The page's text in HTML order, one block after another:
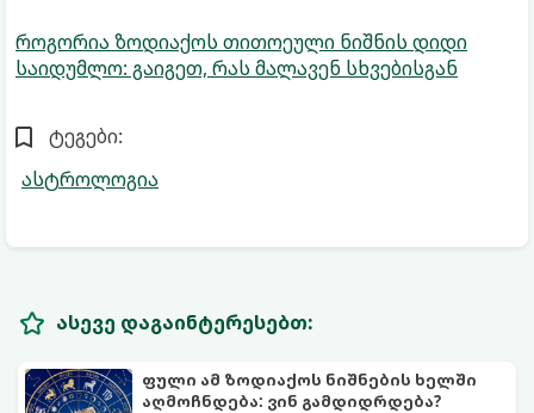
როგორია ზოდიაქოს თითოეული ნიშნის დიდი
საიდუმლო: გაიგეთ, რას მალავენ სხვებისგან
ტეგები:
ასტროლოგია
ასევე დაგაინტერესებთ:
ფული ამ ზოდიაქოს ნიშნების ხელში
აღმოჩნდება: ვინ გამდიდრდება?